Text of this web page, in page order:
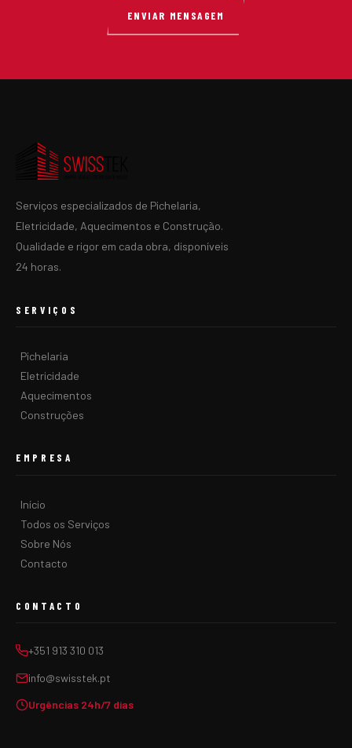
ENVIAR MENSAGEM
Serviços especializados de Pichelaria,
Eletricidade, Aquecimentos e Construção.
Qualidade e rigor em cada obra, disponíveis
24 horas.
SERVIÇOS
Pichelaria
Eletricidade
Aquecimentos
Construções
EMPRESA
Início
Todos os Serviços
Sobre Nós
Contacto
CONTACTO
+351 913 310 013
info@swisstek.pt
Urgências 24h/7 dias